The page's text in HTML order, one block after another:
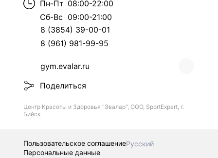
Пн-Пт 08:00-22:00
Сб-Вс 09:00-21:00
8 (3854) 39-00-01
8 (961) 981-99-95
gym.evalar.ru
Поделиться
Центр Красоты и Здоровья "Эвалар", ООО, SportExpert, г.
Бийск
Пользовательское соглашениеРусский
Персональные данные